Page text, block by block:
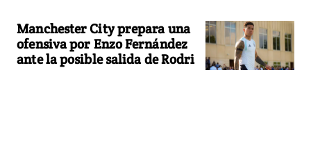
Manchester City prepara una
ofensiva por Enzo Fernández
ante la posible salida de Rodri